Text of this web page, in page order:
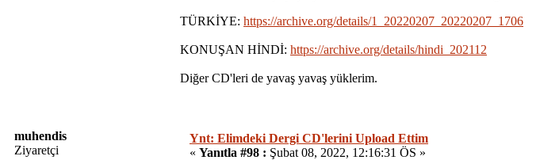
TÜRKİYE: https://archive.org/details/1_20220207_20220207_1706
KONUŞAN HİNDİ: https://archive.org/details/hindi_202112
Diğer CD'leri de yavaş yavaş yüklerim.
muhendis
Ziyaretçi
Ynt: Elimdeki Dergi CD'lerini Upload Ettim
« Yanıtla #98 : Şubat 08, 2022, 12:16:31 ÖS »